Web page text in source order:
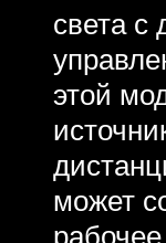
света с
этой
может